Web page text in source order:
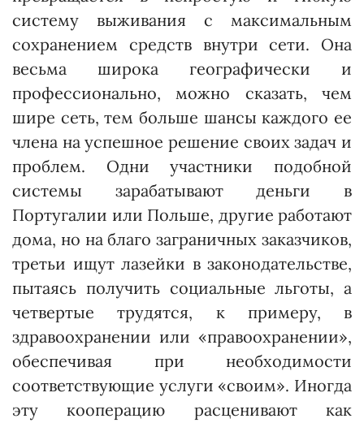
систему выживания с максимальным
сохранением средств внутри сети. Она
весьма широка гео­графически и
профессионально, можно сказать, чем
шире сеть, тем больше шансы каждого ее
члена на успешное решение своих задач и
проблем. Одни участники подобной
системы зарабатывают деньги в
Португалии или Польше, другие работают
дома, но на благо заграничных заказчиков,
третьи ищут лазейки в законодательстве,
пытаясь получить социальные льготы, а
четвертые трудятся, к примеру, в
здравоохранении или «правоохранении»,
обеспечивая при необходимости
соответствующие услуги «своим». Иногда
эту кооперацию расценивают как